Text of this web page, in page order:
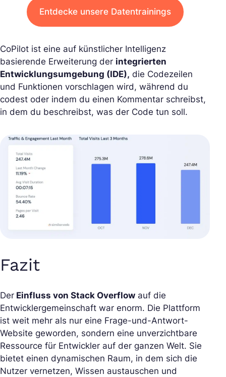
Entdecke unsere Datentrainings
CoPilot ist eine auf künstlicher Intelligenz
basierende Erweiterung der integrierten
Entwicklungsumgebung (IDE), die Codezeilen
und Funktionen vorschlagen wird, während du
codest oder indem du einen Kommentar schreibst,
in dem du beschreibst, was der Code tun soll.
Fazit
Der Einfluss von Stack Overflow auf die
Entwicklergemeinschaft war enorm. Die Plattform
ist weit mehr als nur eine Frage-und-Antwort-
Website geworden, sondern eine unverzichtbare
Ressource für Entwickler auf der ganzen Welt. Sie
bietet einen dynamischen Raum, in dem sich die
Nutzer vernetzen, Wissen austauschen und